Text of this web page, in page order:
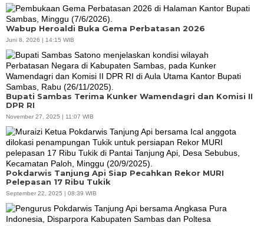
Wabup Heroaldi Buka Gema Perbatasan 2026
Juni 8, 2026 | 14:15 WIB
Bupati Sambas Terima Kunker Wamendagri dan Komisi II
DPR RI
November 27, 2025 | 11:07 WIB
Pokdarwis Tanjung Api Siap Pecahkan Rekor MURI
Pelepasan 17 Ribu Tukik
September 22, 2025 | 08:39 WIB